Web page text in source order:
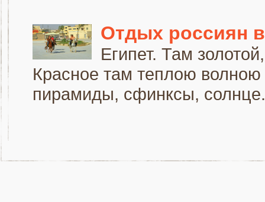
Отдых россиян
Египет. Там
Красное там теплою волною
пирамиды, сфинксы,